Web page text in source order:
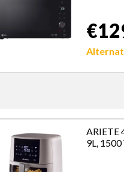
ARIETE
9L, 1500